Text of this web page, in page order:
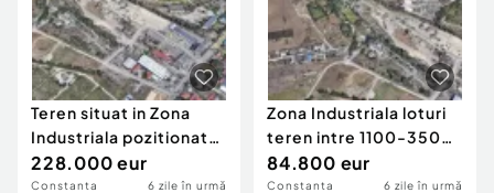
Teren situat in Zona
Industriala pozitionat
perfect pentru c
228.000 eur
Constanta 6 zile în urmă
Zona Industriala loturi
teren intre 1100-3500
mp ideale pent
84.800 eur
Constanta 6 zile în urmă